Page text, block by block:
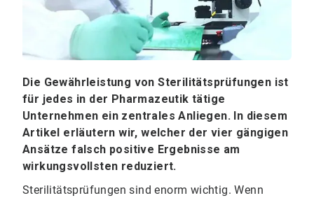
Die Gewährleistung von Sterilitätsprüfungen ist
für jedes in der Pharmazeutik tätige
Unternehmen ein zentrales Anliegen. In diesem
Artikel erläutern wir, welcher der vier gängigen
Ansätze falsch positive Ergebnisse am
wirkungsvollsten reduziert.
Sterilitätsprüfungen sind enorm wichtig. Wenn